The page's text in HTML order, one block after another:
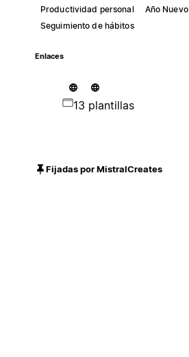
Productividad personal
Año Nuevo
Seguimiento de hábitos
Enlaces
13 plantillas
Fijadas por MistralCreates